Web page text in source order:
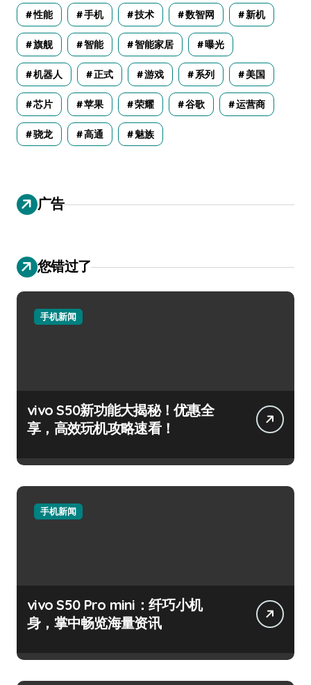
性能 手机 技术 数智网 新机
旗舰 智能 智能家居 曝光
机器人 正式 游戏 系列 美国
芯片 苹果 荣耀 谷歌 运营商
骁龙 高通 魅族
广告
您错过了
手机新闻
vivo S50新功能大揭秘！优惠全
享，高效玩机攻略速看！
手机新闻
vivo S50 Pro mini：纤巧小机
身，掌中畅览海量资讯